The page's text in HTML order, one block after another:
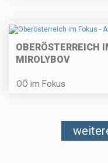
OBERÖSTERREICH
MIROLYBOV
OÖ im Fokus